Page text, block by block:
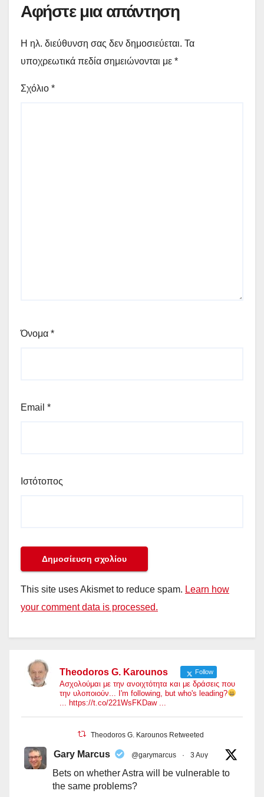
Αφήστε μια απάντηση
Η ηλ. διεύθυνση σας δεν δημοσιεύεται. Τα
υποχρεωτικά πεδία σημειώνονται με *
Σχόλιο *
Όνομα *
Email *
Ιστότοπος
This site uses Akismet to reduce spam. Learn how
your comment data is processed.
Theodoros G. Karounos Follow
Ασχολούμαι με την ανοιχτότητα και με δράσεις που
την υλοποιούν... I'm following, but who's leading?
... https://t.co/221WsFKDaw ...
Theodoros G. Karounos Retweeted
Gary Marcus @garymarcus · 3 Αυγ
Bets on whether Astra will be vulnerable to
the same problems?